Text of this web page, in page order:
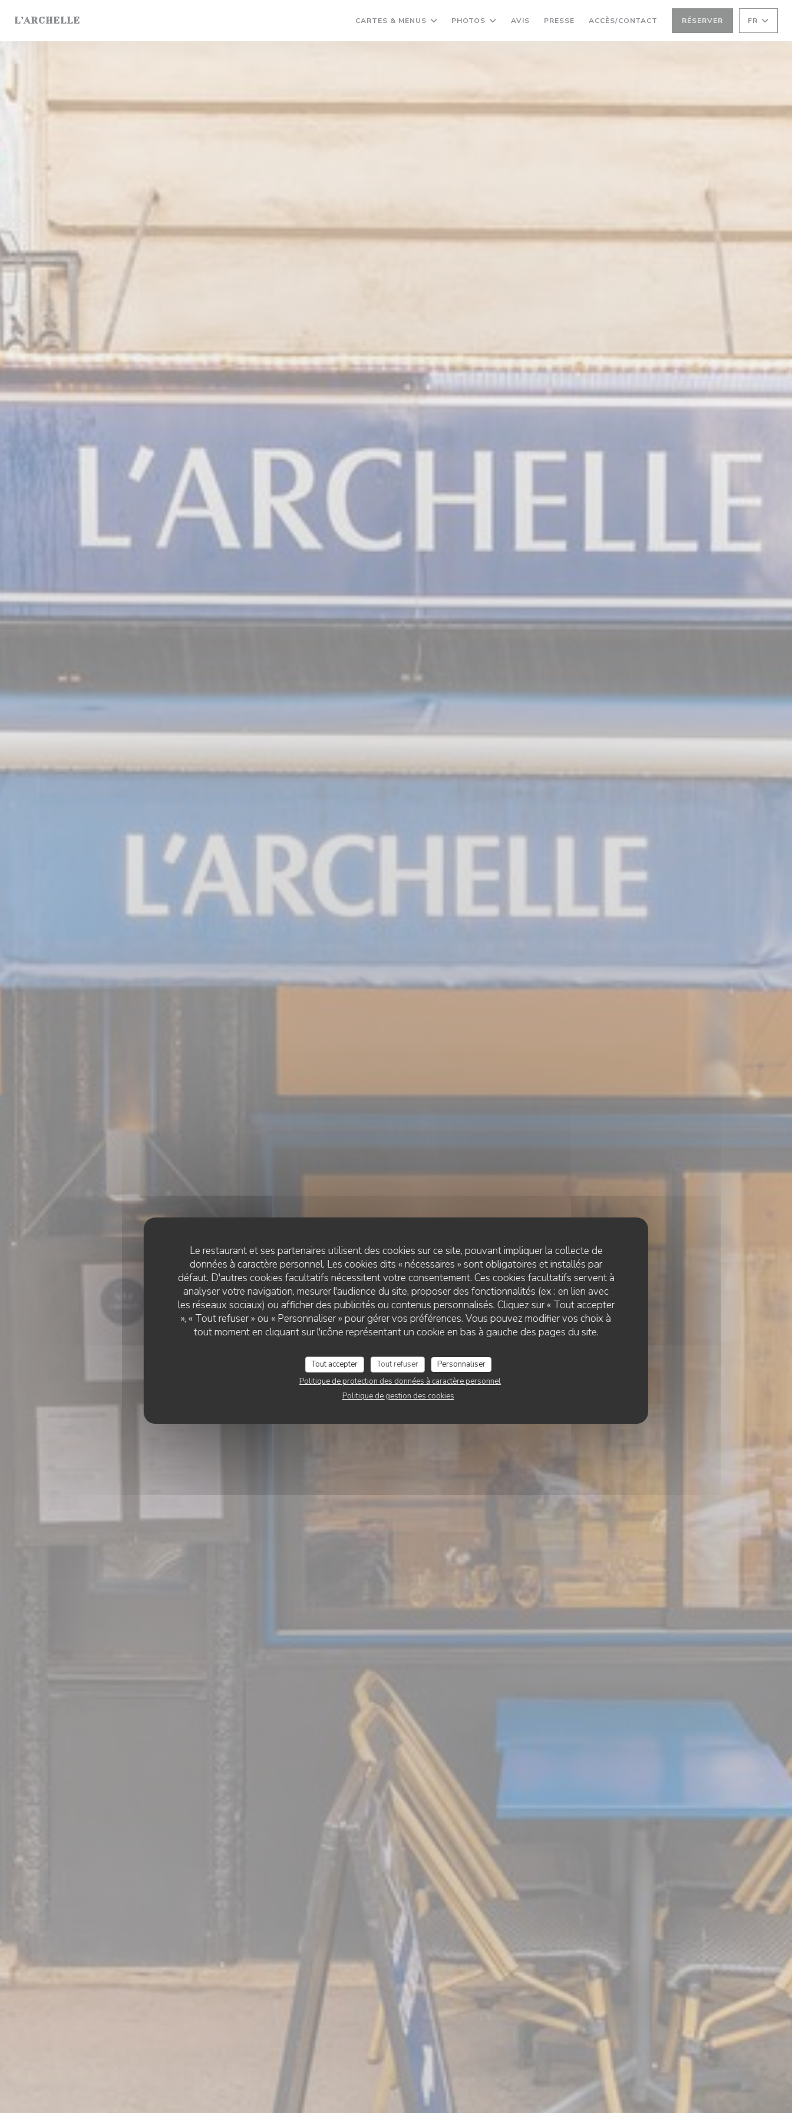
Le restaurant et ses partenaires utilisent des cookies sur ce site, pouvant impliquer la collecte de
données à caractère personnel. Les cookies dits « nécessaires » sont obligatoires et installés par
défaut. D'autres cookies facultatifs nécessitent votre consentement. Ces cookies facultatifs servent à
analyser votre navigation, mesurer l'audience du site, proposer des fonctionnalités (ex : en lien avec
les réseaux sociaux) ou afficher des publicités ou contenus personnalisés. Cliquez sur « Tout accepter
», « Tout refuser » ou « Personnaliser » pour gérer vos préférences. Vous pouvez modifier vos choix à
tout moment en cliquant sur l'icône représentant un cookie en bas à gauche des pages du site.
Tout accepter Tout refuser
Personnaliser
Politique de protection des données à caractère personnel
Politique de gestion des cookies
L’ARCHELLE CARTES & MENUS PHOTOS AVIS PRESSE ACCÈS/CONTACT RÉSERVER FR
RESTAURANT TRADITIONNEL
• PARIS
L’Archelle
RÉSERVER
L’ARCHELLE